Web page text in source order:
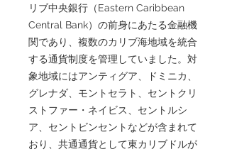
リブ中央銀行（Eastern Caribbean
Central Bank）の前身にあたる金融機
関であり、複数のカリブ海地域を統合
する通貨制度を管理していました。対
象地域にはアンティグア、ドミニカ、
グレナダ、モントセラト、セントクリ
ストファー・ネイビス、セントルシ
ア、セントビンセントなどが含まれて
おり、共通通貨として東カリブドルが